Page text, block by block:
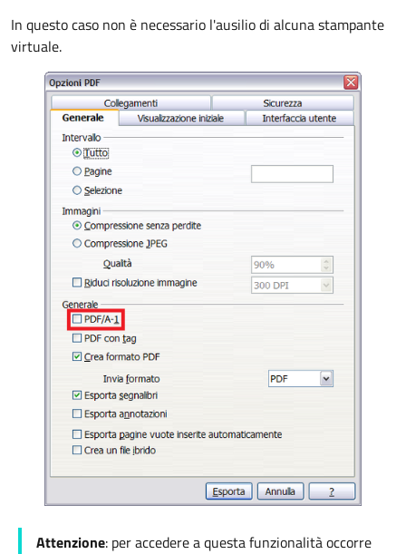
In questo caso non è necessario l'ausilio di alcuna stampante
virtuale.
Attenzione: per accedere a questa funzionalità occorre